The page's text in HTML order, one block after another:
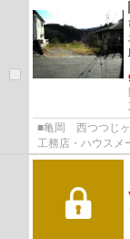
■亀岡 西つつじ
工務店・ハウスメ